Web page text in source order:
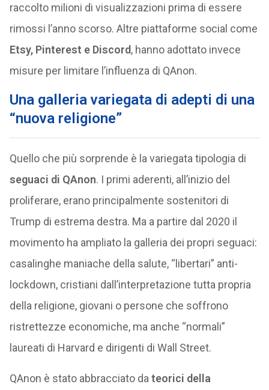
raccolto milioni di visualizzazioni prima di essere
rimossi l’anno scorso. Altre piattaforme social come
Etsy, Pinterest e Discord, hanno adottato invece
misure per limitare l’influenza di QAnon.
Una galleria variegata di adepti di una
“nuova religione”
Quello che più sorprende è la variegata tipologia di
seguaci di QAnon. I primi aderenti, all’inizio del
proliferare, erano principalmente sostenitori di
Trump di estrema destra. Ma a partire dal 2020 il
movimento ha ampliato la galleria dei propri seguaci:
casalinghe maniache della salute, “libertari” anti-
lockdown, cristiani dall’interpretazione tutta propria
della religione, giovani o persone che soffrono
ristrettezze economiche, ma anche “normali”
laureati di Harvard e dirigenti di Wall Street.
QAnon è stato abbracciato da teorici della